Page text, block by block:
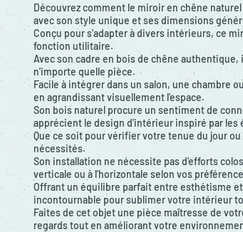
Découvrez comment le miroir en chêne
avec son style unique et ses dimensions
Conçu pour s'adapter à divers intérieurs, ce
fonction utilitaire.
Avec son cadre en bois de chêne
n'importe quelle pièce.
Facile à intégrer dans un salon, une chambre
en agrandissant visuellement l'espace.
Son bois naturel procure un sentiment de
apprécient le design d'intérieur inspiré par les
Que ce soit pour vérifier votre tenue du jour
nécessités.
Son installation ne nécessite pas d'efforts
verticale ou à l'horizontale selon vos
Offrant un équilibre parfait entre esthétisme
incontournable pour sublimer votre intérieur
Faites de cet objet une pièce maîtresse de
regards tout en améliorant votre